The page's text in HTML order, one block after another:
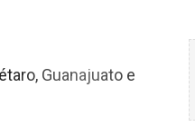
Guanajuato e